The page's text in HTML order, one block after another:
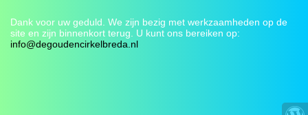
Dank voor uw geduld. We zijn bezig met werkzaamheden op de
site en zijn binnenkort terug. U kunt ons bereiken op:
info@degoudencirkelbreda.nl